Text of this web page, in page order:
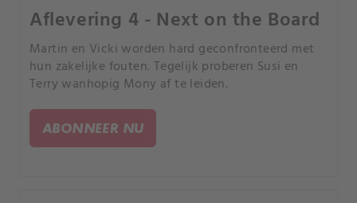
Aflevering 4 - Next on the Board
Martin en Vicki worden hard geconfronteerd met
hun zakelijke fouten. Tegelijk proberen Susi en
Terry wanhopig Mony af te leiden.
ABONNEER NU